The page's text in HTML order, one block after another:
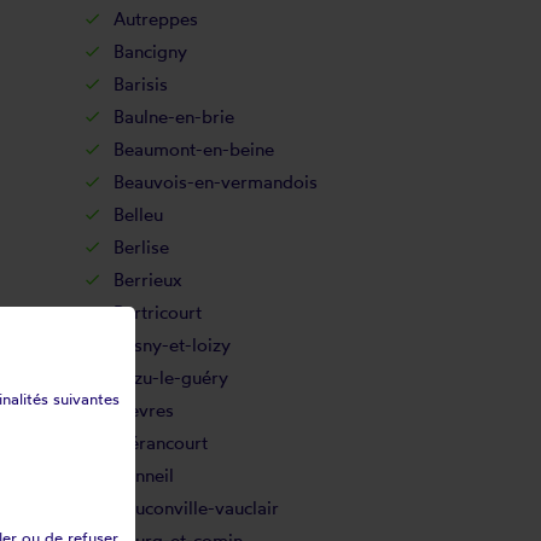
Autreppes
Bancigny
Barisis
Baulne-en-brie
Beaumont-en-beine
Beauvois-en-vermandois
Belleu
Berlise
Berrieux
Bertricourt
Besny-et-loizy
Bézu-le-guéry
Bièvres
Blérancourt
Bonneil
Bouconville-vauclair
suivantes